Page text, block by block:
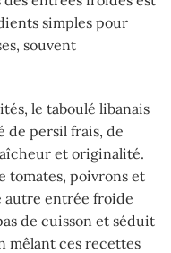
simples pour
souvent
le taboulé libanais
de persil frais, de
et originalité.
tomates, poivrons et
autre entrée froide
de cuisson et séduit
mêlant ces recettes